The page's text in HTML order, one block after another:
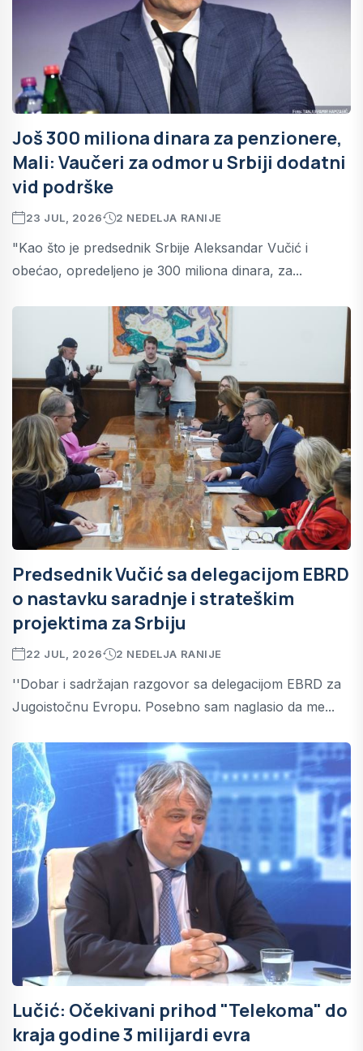
Još 300 miliona dinara za penzionere,
Mali: Vaučeri za odmor u Srbiji dodatni
vid podrške
23 JUL, 2026 2 NEDELJA RANIJE
"Kao što je predsednik Srbije Aleksandar Vučić i
obećao, opredeljeno je 300 miliona dinara, za...
Predsednik Vučić sa delegacijom EBRD
o nastavku saradnje i strateškim
projektima za Srbiju
22 JUL, 2026 2 NEDELJA RANIJE
''Dobar i sadržajan razgovor sa delegacijom EBRD za
Jugoistočnu Evropu. Posebno sam naglasio da me...
Lučić: Očekivani prihod "Telekoma" do
kraja godine 3 milijardi evra